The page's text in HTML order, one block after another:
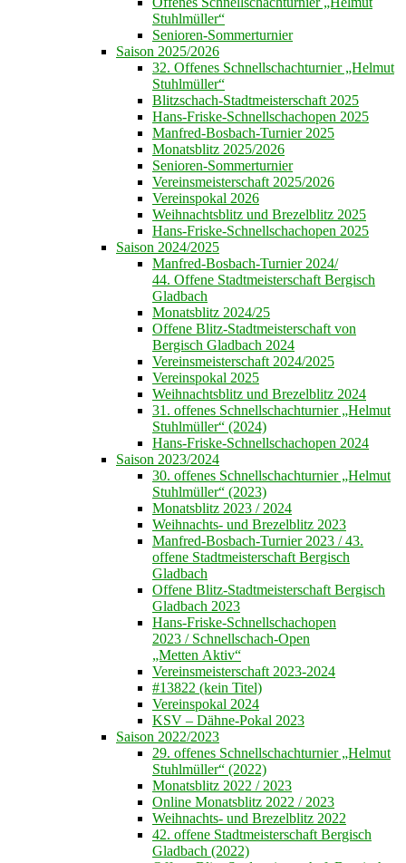
Stuhlmüller“
Senioren-Sommerturnier
Saison 2025/2026
32. Offenes Schnellschachturnier „Helmut
Stuhlmüller“
Blitzschach-Stadtmeisterschaft 2025
Hans-Friske-Schnellschachopen 2025
Manfred-Bosbach-Turnier 2025
Monatsblitz 2025/2026
Senioren-Sommerturnier
Vereinsmeisterschaft 2025/2026
Vereinspokal 2026
Weihnachtsblitz und Brezelblitz 2025
Hans-Friske-Schnellschachopen 2025
Saison 2024/2025
Manfred-Bosbach-Turnier 2024/
44. Offene Stadtmeisterschaft Bergisch
Gladbach
Monatsblitz 2024/25
Offene Blitz-Stadtmeisterschaft von
Bergisch Gladbach 2024
Vereinsmeisterschaft 2024/2025
Vereinspokal 2025
Weihnachtsblitz und Brezelblitz 2024
31. offenes Schnellschachturnier „Helmut
Stuhlmüller“ (2024)
Hans-Friske-Schnellschachopen 2024
Saison 2023/2024
30. offenes Schnellschachturnier „Helmut
Stuhlmüller“ (2023)
Monatsblitz 2023 / 2024
Weihnachts- und Brezelblitz 2023
Manfred-Bosbach-Turnier 2023 / 43.
offene Stadtmeisterschaft Bergisch
Gladbach
Offene Blitz-Stadtmeisterschaft Bergisch
Gladbach 2023
Hans-Friske-Schnellschachopen
2023 / Schnellschach-Open
„Metten Aktiv“
Vereinsmeisterschaft 2023-2024
#13822 (kein Titel)
Vereinspokal 2024
KSV – Dähne-Pokal 2023
Saison 2022/2023
29. offenes Schnellschachturnier „Helmut
Stuhlmüller“ (2022)
Monatsblitz 2022 / 2023
Online Monatsblitz 2022 / 2023
Weihnachts- und Brezelblitz 2022
42. offene Stadtmeisterschaft Bergisch
Gladbach (2022)